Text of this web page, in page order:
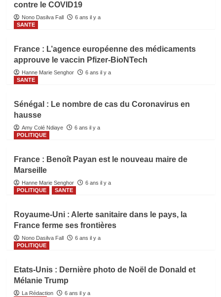
contre le COVID19
Nono Dasilva Fall
6 ans il y a
SANTE
France : L’agence européenne des médicaments
approuve le vaccin Pfizer-BioNTech
Hanne Marie Senghor
6 ans il y a
SANTE
Sénégal : Le nombre de cas du Coronavirus en
hausse
Amy Colé Ndiaye
6 ans il y a
POLITIQUE
France : Benoît Payan est le nouveau maire de
Marseille
Hanne Marie Senghor
6 ans il y a
POLITIQUE
SANTE
Royaume-Uni : Alerte sanitaire dans le pays, la
France ferme ses frontières
Nono Dasilva Fall
6 ans il y a
POLITIQUE
Etats-Unis : Dernière photo de Noël de Donald et
Mélanie Trump
La Rédaction
6 ans il y a